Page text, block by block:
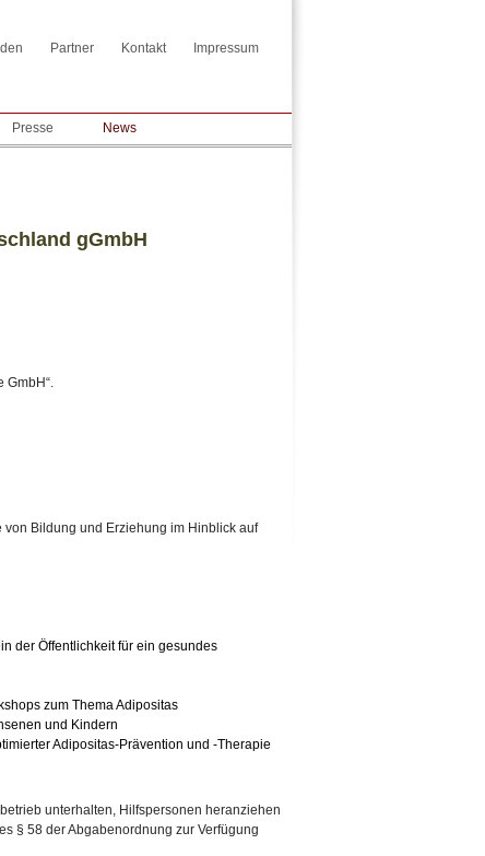
Partner Kontakt Impressum
Presse News
gGmbH
GmbH“.
von Bildung und Erziehung im Hinblick auf
der Öffentlichkeit für ein gesundes
zum Thema Adipositas
und Kindern
Adipositas-Prävention und -Therapie
unterhalten, Hilfspersonen heranziehen
§ 58 der Abgabenordnung zur Verfügung